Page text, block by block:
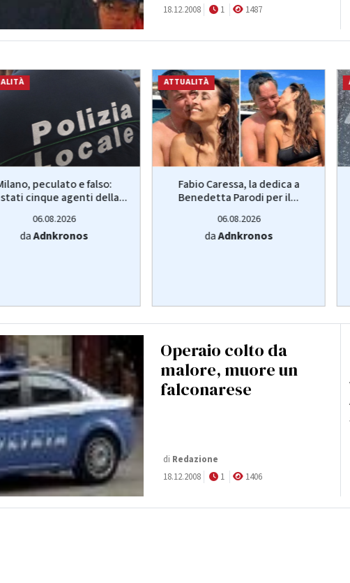
18.12.2008
1 1487
peculato e falso:
cinque agenti della...
06.08.2026
daAdnkronos
ATTUALITÀ
Fabio Caressa, la dedica a
Benedetta Parodi per il...
06.08.2026
daAdnkronos
Operaio colto da
malore, muore un
falconarese
di Redazione
18.12.2008
1 1406